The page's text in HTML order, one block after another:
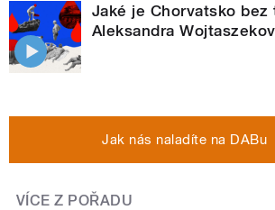
Jaké je Chorvatsko bez
Aleksandra
Jak nás naladíte na DABu
VÍCE Z POŘADU